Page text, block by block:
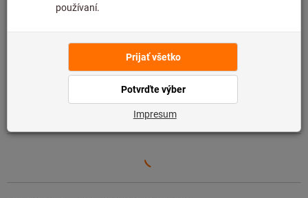
Pridať do zoznamu želaní
Podrobnosti o výrobku